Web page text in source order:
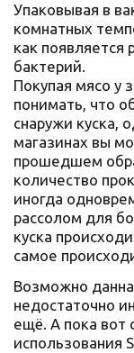
Упаковывая в
комнатных
как появляется
бактерий.
Покупая мясо у
понимать, что
снаружи куска,
магазинах вы
прошедшем
количество
иногда
рассолом для
куска
самое
Возможно
недостаточно
ещё. А пока
использования